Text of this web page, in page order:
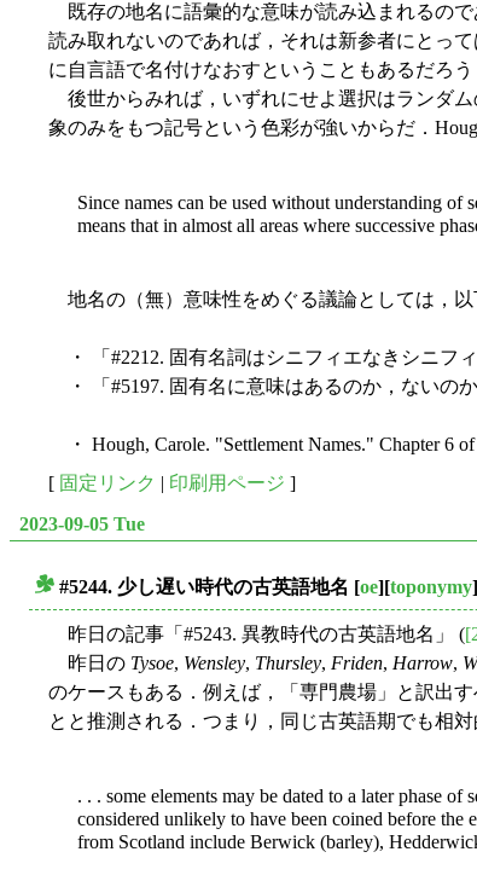
既存の地名に語彙的な意味が読み込まれるの
読み取れないのであれば，それは新参者にとっ
に自言語で名付けなおすということもあるだろう
後世からみれば，いずれにせよ選択はランダ
象のみをもつ記号という色彩が強いからだ．
Since names can be used without understanding
means that in almost all areas where successive
地名の（無）意味性をめぐる議論としては，以
・ 「#2212. 固有名詞はシニフィエなきシニフ
・ 「#5197. 固有名に意味はあるのか，ないの
・ Hough, Carole. "Settlement Names." Chapter 6 of
[ 固定リンク | 印刷用ページ ]
2023-09-05 Tue
#5244. 少し遅い時代の古英語地名 [oe][toponymy
昨日の記事「#5243. 異教時代の古英語地名」 (
昨日の Tysoe, Wensley, Thursley, Friden, Harrow,
のケースもある．例えば，「専門農場」と訳出す
とと推測される．つまり，同じ古英語期でも相
. . . some elements may be dated to a later phase
considered unlikely to have been coined before
from Scotland include Berwick (barley),